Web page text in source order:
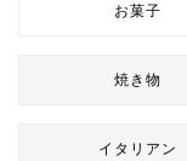
お菓子
焼き物
イタリアン